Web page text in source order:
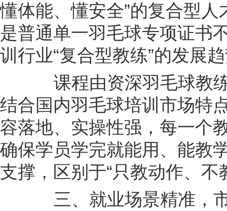
懂体能、懂安全”的复合型
是普通单一羽毛球专项证书
训行业“复合型教练”的发展
课程由资深羽毛球教练
结合国内羽毛球培训市场特
容落地、实操性强，每一个
确保学员学完就能用、能教
支撑，区别于“只教动作、不
三、就业场景精准，市